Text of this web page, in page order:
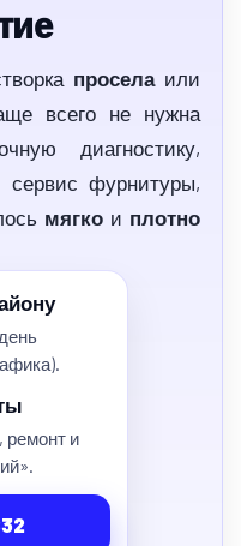
проселаили
всего не нужна
диагностику,
сервис фурнитуры,
мягко и плотно
ремонт и